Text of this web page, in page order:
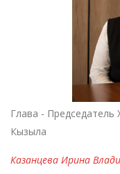
Глава - Председатель
Кызыла
Казанцева Ирина